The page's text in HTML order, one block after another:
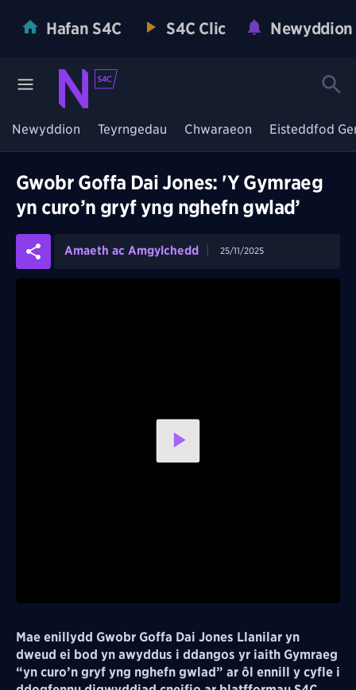
Hafan S4C S4C Clic Newyddion
Newyddion Teyrngedau Chwaraeon Eisteddfod
Gwobr Goffa Dai Jones: 'Y Gymraeg
yn curo’n gryf yng nghefn gwlad’
Amaeth ac Amgylchedd 25/11/2025
Play
Mae enillydd Gwobr Goffa Dai Jones Llanilar yn
dweud ei bod yn awyddus i ddangos yr iaith Gymraeg
“yn curo’n gryf yng nghefn gwlad” ar ôl ennill y cyfle i